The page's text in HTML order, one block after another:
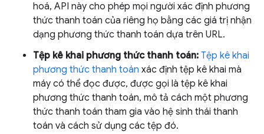
hoá, API này cho phép mọi người xác định phương
thức thanh toán của riêng họ bằng các giá trị nhận
dạng phương thức thanh toán dựa trên URL.
Tệp kê khai phương thức thanh toán: Tệp kê khai
phương thức thanh toán xác định tệp kê khai mà
máy có thể đọc được, được gọi là tệp kê khai
phương thức thanh toán, mô tả cách một phương
thức thanh toán tham gia vào hệ sinh thái thanh
toán và cách sử dụng các tệp đó.